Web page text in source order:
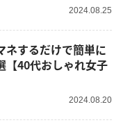
2024.08.25
ネするだけで簡単に
【40代おしゃれ女子
2024.08.20